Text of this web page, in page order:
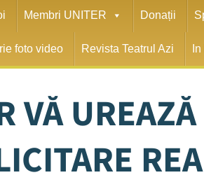
Membri UNITER Donații
foto video Revista Teatrul Azi
VĂ